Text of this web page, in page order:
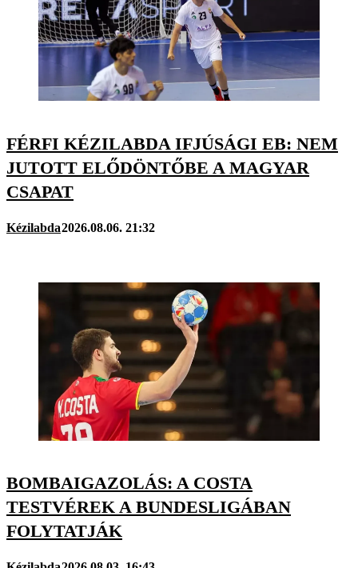
FÉRFI KÉZILABDA IFJÚSÁGI EB: NEM
JUTOTT ELŐDÖNTŐBE A MAGYAR
CSAPAT
Kézilabda2026.08.06. 21:32
BOMBAIGAZOLÁS: A COSTA
TESTVÉREK A BUNDESLIGÁBAN
FOLYTATJÁK